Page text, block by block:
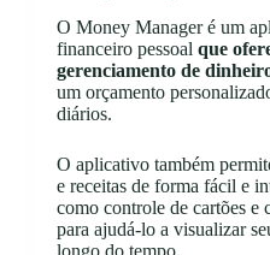
O Money Manager é um
financeiro pessoal que
gerenciamento de
um orçamento
diários.
O aplicativo também
e receitas de forma fácil e
como controle de cartões e
para ajudá-lo a visualizar